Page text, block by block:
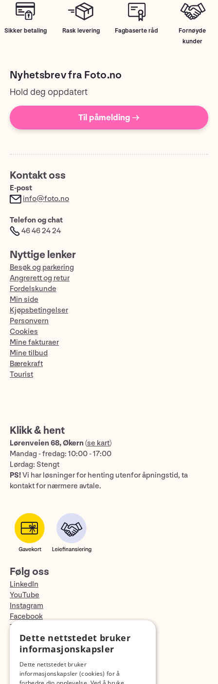
Sikker betaling Rask levering Fagbaserte råd
Fornøyde
kunder
Nyhetsbrev fra Foto.no
Hold deg oppdatert
Til påmelding →
Kontakt oss
E-post
info@foto.no
Telefon og chat
46 46 24 24
Nyttige lenker
Besøk og parkering
Angrerett og retur
Fordelskunde
Min side
Kjøpsbetingelser
Personvern
Cookies
Mine fakturaer
Mine tilbud
Bærekraft
Tourist
Klikk & hent
Lørenveien 68, Økern (se kart)
Mandag - fredag: 10:00 - 17:00
Lørdag: Stengt
PS!Vi har løsninger for henting utenfor åpningstid, ta
kontakt for nærmere avtale.
Følg oss
LinkedIn
YouTube
Instagram
Facebook
TikTok
Fotopodden
Dette nettstedet bruker
informasjonskapsler
Dette nettstedet bruker
informasjonskapsler (cookies) for å